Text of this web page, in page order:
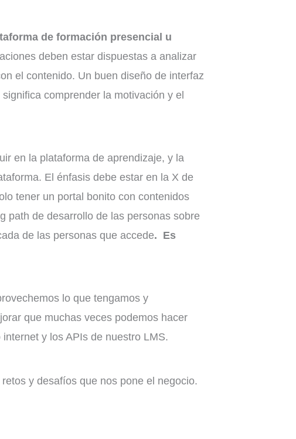
de formación presencial u
deben estar dispuestas a analizar
el contenido. Un buen diseño de interfaz
comprender la motivación y el
en la plataforma de aprendizaje, y la
El énfasis debe estar en la X de
tener un portal bonito con contenidos
path de desarrollo de las personas sobre
de las personas que accede. Es
lo que tengamos y
que muchas veces podemos hacer
y los APIs de nuestro LMS.
y desafíos que nos pone el negocio.